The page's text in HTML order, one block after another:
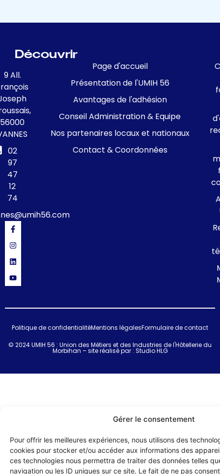
Gérer le consentement
Pour offrir les meilleures expériences, nous utilisons des
cookies pour stocker et/ou accéder aux informations des
ces technologies nous permettra de traiter des données telles
navigation ou les ID uniques sur ce site. Le fait de ne pas
9 All.
56000
02
97
47
12
74
Découvrir
Page d'accueil
Présentation de l'UMIH 56
Avantages de l'adhésion
Conseil Administration & Equipe
Nos partenaires locaux et nationaux
Contact & Coordonnées
© 2024 UMIH 56 : Union des Métiers et des Industries de l'Hôtellerie du
Morbihan – site réalisé par : Studio HLG
Politique de confidentialitéMentions légalesFormulaire de contact